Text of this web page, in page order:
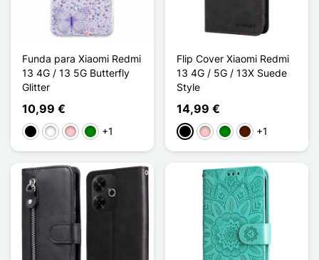
Funda para Xiaomi Redmi
13 4G / 13 5G Butterfly
Glitter
10,99 €
NegroBlancoRosaVerde
+1
Flip Cover Xiaomi Redmi
13 4G / 5G / 13X Suede
Style
14,99 €
NegroRosaVerdeMarrón oscuro
+1